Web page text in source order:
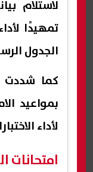
لاستلام
تمهيدًا
الجدول
كما شددت
بمواعيد
لأداء
امتحانات